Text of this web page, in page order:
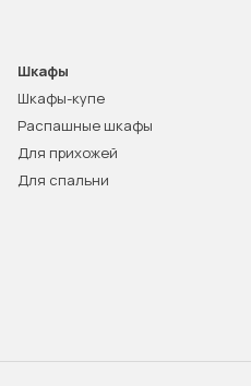
Шкафы
Шкафы-купе
Распашные шкафы
Для прихожей
Для спальни